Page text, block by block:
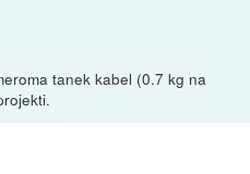
tanek kabel (0.7 kg na